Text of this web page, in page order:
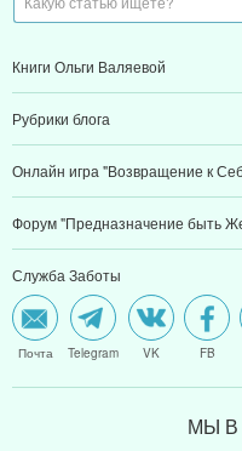
Книги Ольги Валяевой
Рубрики блога
Онлайн игра "Возвращение к
Форум "Предназначение быть
Служба Заботы
Почта Telegram VK FB
МЫ В